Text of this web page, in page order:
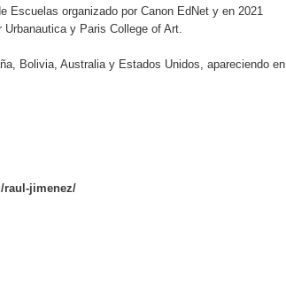
Escuelas organizado por Canon EdNet y en 2021
y Paris College of Art.
Bolivia, Australia y Estados Unidos, apareciendo en
raul-jimenez/